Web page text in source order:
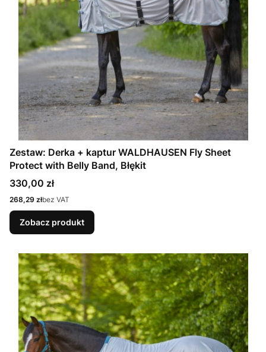
Zestaw: Derka + kaptur WALDHAUSEN Fly Sheet
Protect with Belly Band, Błękit
Cena
330,00 zł
Cena
268,29 złbez VAT
Zobacz produkt